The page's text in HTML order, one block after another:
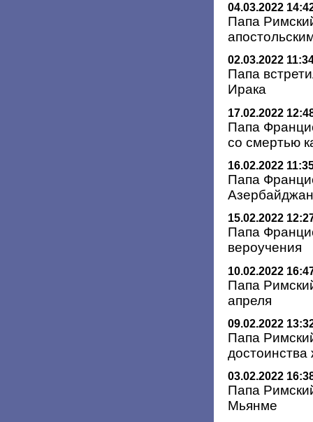
04.03.2022
Папа
02.03.2022
Папа
Ирака
17.02.2022
Папа
со смертью
16.02.2022
Папа
15.02.2022
Папа
вероучения
10.02.2022
Папа
апреля
09.02.2022
Папа
03.02.2022
Папа
Мьянме